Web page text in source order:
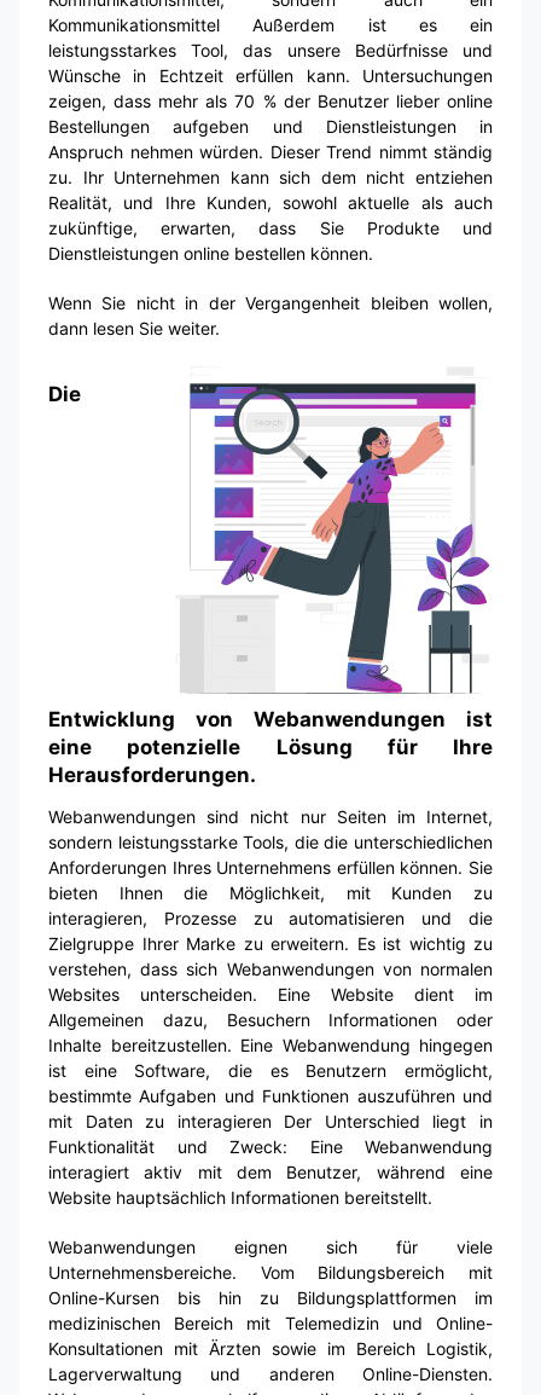
Kommunikationsmittel Außerdem ist es ein
leistungsstarkes Tool, das unsere Bedürfnisse und
Wünsche in Echtzeit erfüllen kann. Untersuchungen
zeigen, dass mehr als 70 % der Benutzer lieber online
Bestellungen aufgeben und Dienstleistungen in
Anspruch nehmen würden. Dieser Trend nimmt ständig
zu. Ihr Unternehmen kann sich dem nicht entziehen
Realität, und Ihre Kunden, sowohl aktuelle als auch
zukünftige, erwarten, dass Sie Produkte und
Dienstleistungen online bestellen können.
Wenn Sie nicht in der Vergangenheit bleiben wollen,
dann lesen Sie weiter.
Die
Entwicklung von Webanwendungen ist
eine potenzielle Lösung für Ihre
Herausforderungen.
Webanwendungen sind nicht nur Seiten im Internet,
sondern leistungsstarke Tools, die die unterschiedlichen
Anforderungen Ihres Unternehmens erfüllen können. Sie
bieten Ihnen die Möglichkeit, mit Kunden zu
interagieren, Prozesse zu automatisieren und die
Zielgruppe Ihrer Marke zu erweitern. Es ist wichtig zu
verstehen, dass sich Webanwendungen von normalen
Websites unterscheiden. Eine Website dient im
Allgemeinen dazu, Besuchern Informationen oder
Inhalte bereitzustellen. Eine Webanwendung hingegen
ist eine Software, die es Benutzern ermöglicht,
bestimmte Aufgaben und Funktionen auszuführen und
mit Daten zu interagieren Der Unterschied liegt in
Funktionalität und Zweck: Eine Webanwendung
interagiert aktiv mit dem Benutzer, während eine
Website hauptsächlich Informationen bereitstellt.
Webanwendungen eignen sich für viele
Unternehmensbereiche. Vom Bildungsbereich mit
Online-Kursen bis hin zu Bildungsplattformen im
medizinischen Bereich mit Telemedizin und Online-
Konsultationen mit Ärzten sowie im Bereich Logistik,
Lagerverwaltung und anderen Online-Diensten.